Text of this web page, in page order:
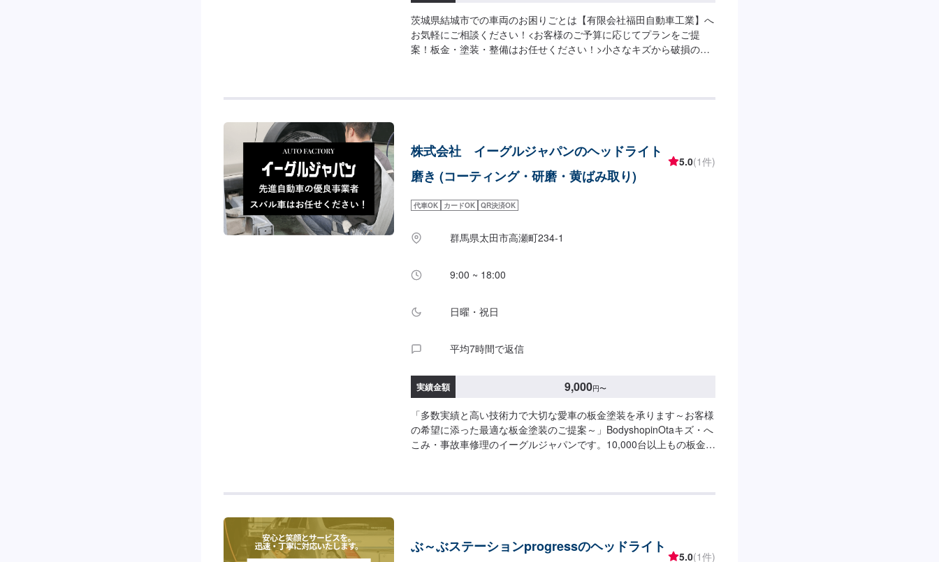
茨城県結城市での車両のお困りごとは【有限会社福田自動車工業】へ
お気軽にご相談ください！<お客様のご予算に応じてプランをご提
案！板金・塗装・整備はお任せください！>小さなキズから破損のよ
程度で納車となります。(要相談)納期は前後する場合がございます。
予めご了承ください。-----代車について-----代車をご用意していま
す。お車の作業中は代車をご利用ください。※代車の燃料代はお客様
庫の際はお気をつけてお越しください。駐車スペースは事務所前の空
で予約しました」とお伝えください。ご案内いたします。【定休日・
株式会社 イーグルジャパンのヘッドライト
磨き (コーティング・研磨・黄ばみ取り)
5.0(1件)
代車OK カードOK QR決済OK
群馬県太田市高瀬町234-1
9:00 ~ 18:00
日曜・祝日
平均7時間で返信
実績金額 9,000円〜
「多数実績と高い技術力で大切な愛車の板金塗装を承ります～お客様
の希望に添った最適な板金塗装のご提案～」BodyshopinOtaキズ・へ
こみ・事故車修理のイーグルジャパンです。10,000台以上もの板金塗
年培った技術力を駆使して最適な方法のご提案をさせていただきま
ぶ～ぶステーションprogressのヘッドライト
5.0(1件)